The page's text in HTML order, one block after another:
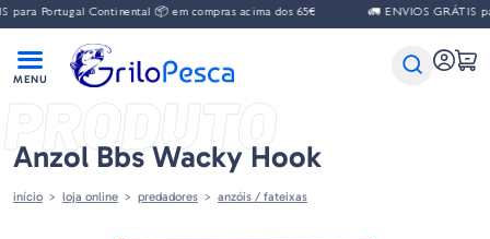
para Portugal Continental 📦 em compras acima dos 65€ 🚛 ENVIOS GRÁTIS
PRODUTO
Anzol Bbs Wacky Hook
início loja online predadores anzóis / fateixas